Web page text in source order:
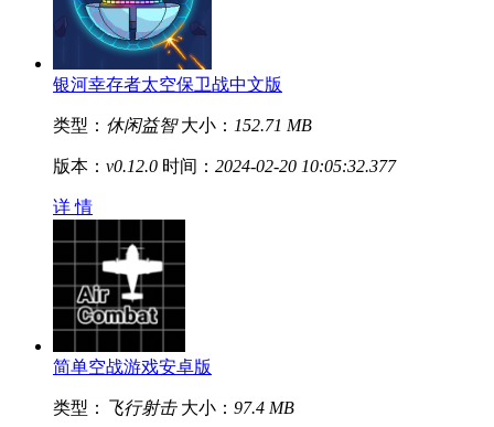
银河幸存者太空保卫战中文版
类型： 休闲益智 大小： 152.71 MB
版本： v0.12.0 时间： 2024-02-20 10:05:32.377
详 情
简单空战游戏安卓版
类型： 飞行射击 大小： 97.4 MB